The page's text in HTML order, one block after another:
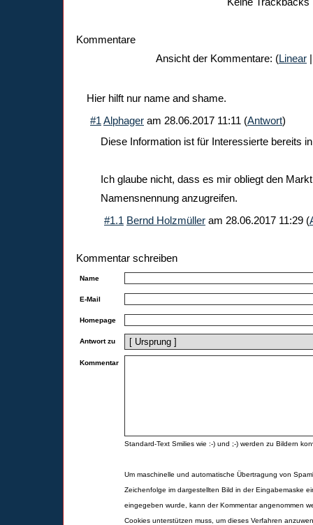
Kommentare
Ansicht der Kommentare: (Linear
Hier hilft nur name and shame.
#1 Alphager am 28.06.2017 11:11 (Antwort)
Diese Information ist für Interessierte bereits
Ich glaube nicht, dass es mir obliegt den
Namensnennung anzugreifen.
#1.1 Bernd Holzmüller am 28.06.2017 11:29 (
Kommentar schreiben
Name
E-Mail
Homepage
Antwort zu
Kommentar
Standard-Text Smilies wie :-) und ;-) werden zu Bildern
Um maschinelle und automatische Übertragung von
Zeichenfolge im dargestellten Bild in der Eingabemaske
eingegeben wurde, kann der Kommentar angenommen
Cookies unterstützen muss, um dieses Verfahren